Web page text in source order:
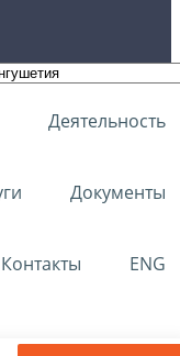
Деятельность
Документы
Контакты ENG